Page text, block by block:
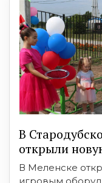
В
открыли
В Меленске
игровым